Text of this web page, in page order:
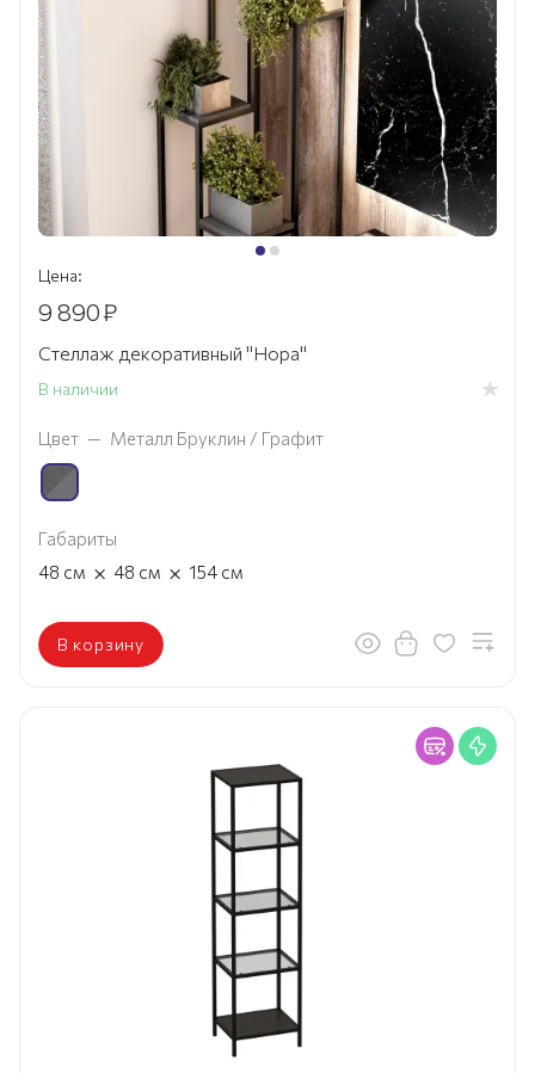
Цена:
9 890₽
Стеллаж декоративный "Нора"
В наличии
Цвет — Металл Бруклин / Графит
Габариты
48 см × 48 см × 154 см
В корзину